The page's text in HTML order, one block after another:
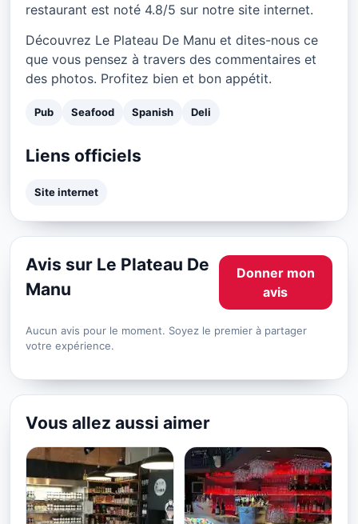
restaurant est noté 4.8/5 sur notre site internet.
Découvrez Le Plateau De Manu et dites-nous ce
que vous pensez à travers des commentaires et
des photos. Profitez bien et bon appétit.
Pub Seafood Spanish Deli
Liens officiels
Site internet
Avis sur Le Plateau De
Manu
Donner mon
avis
Aucun avis pour le moment. Soyez le premier à partager
votre expérience.
Vous allez aussi aimer